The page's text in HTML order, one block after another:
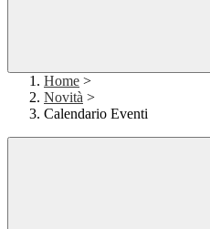
Home >
Novità >
Calendario Eventi